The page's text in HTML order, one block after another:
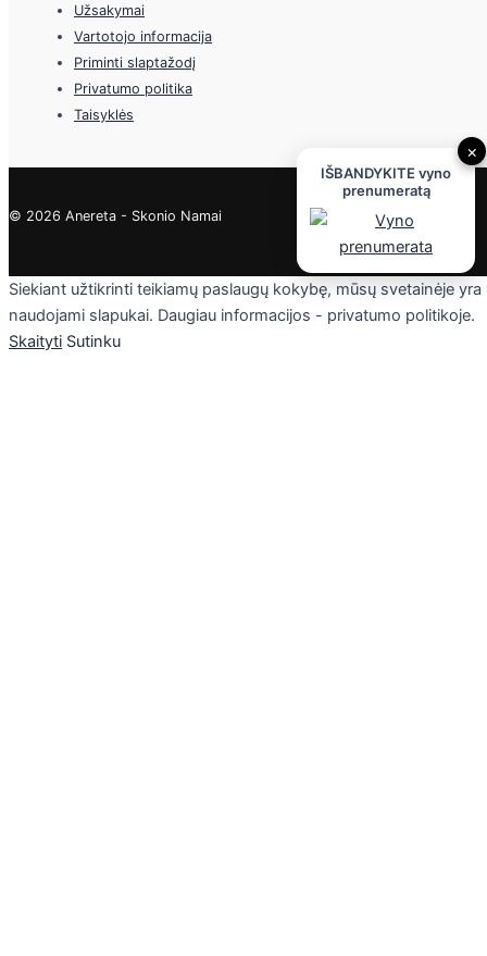
Užsakymai
Vartotojo informacija
Priminti slaptažodį
Privatumo politika
Taisyklės
© 2026 Anereta - Skonio Namai
Siekiant užtikrinti teikiamų paslaugų kokybę, mūsų svetainėje yra
naudojami slapukai. Daugiau informacijos - privatumo politikoje.
Skaityti Sutinku
×
IŠBANDYKITE vyno
prenumeratą